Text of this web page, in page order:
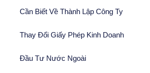
Cần Biết Về Thành Lập Công Ty
Thay Đổi Giấy Phép Kinh Doanh
Đầu Tư Nước Ngoài